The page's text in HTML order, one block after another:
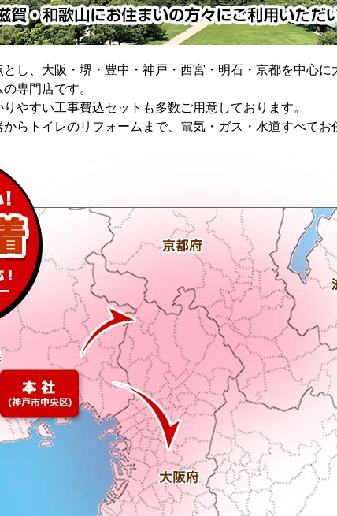
し、大阪・堺・豊中・神戸・西宮・明石・京都を中心
専門店です。
やすい工事費込セットも多数ご用意しております。
らトイレのリフォームまで、電気・ガス・水道すべてお